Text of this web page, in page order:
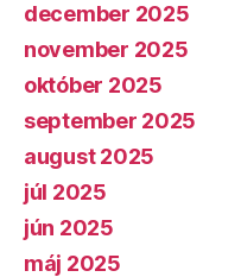
december 2025
november 2025
október 2025
september 2025
august 2025
júl 2025
jún 2025
máj 2025